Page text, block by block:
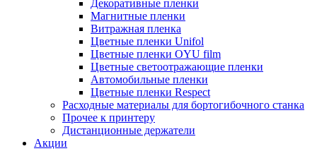
Декоративные пленки
Магнитные пленки
Витражная пленка
Цветные пленки Unifol
Цветные пленки OYU film
Цветные светоотражающие пленки
Автомобильные пленки
Цветные пленки Respect
Расходные материалы для бортогибочного станка
Прочее к принтеру
Дистанционные держатели
Акции